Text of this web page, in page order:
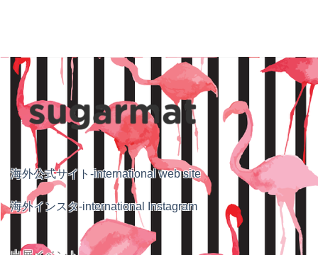
海外公式サイト-international web site
海外インスタ-international Instagram